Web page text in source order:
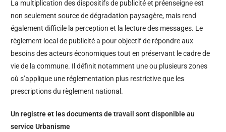
La multiplication des dispositifs de publicité et préenseigne est
non seulement source de dégradation paysagère, mais rend
également difficile la perception et la lecture des messages. Le
règlement local de publicité a pour objectif de répondre aux
besoins des acteurs économiques tout en préservant le cadre de
vie de la commune. Il définit notamment une ou plusieurs zones
où s’applique une réglementation plus restrictive que les
prescriptions du règlement national.
Un registre et les documents de travail sont disponible au
service Urbanisme